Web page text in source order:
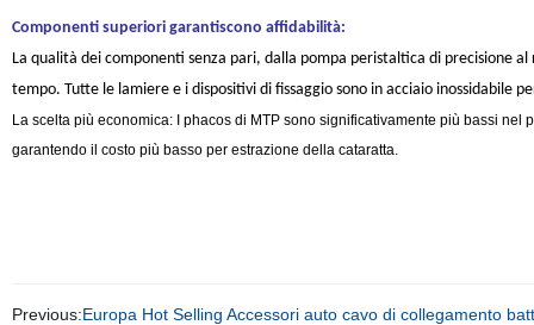
Componenti superiori garantiscono affidabilità:
La qualità dei componenti senza pari, dalla pompa peristaltica di precisione
tempo. Tutte le lamiere e i dispositivi di fissaggio sono in acciaio inossidabile
La scelta più economica: I phacos di MTP sono significativamente più bassi
garantendo il costo più basso per estrazione della cataratta.
Previous:Europa Hot Selling Accessori auto cavo di collegamento